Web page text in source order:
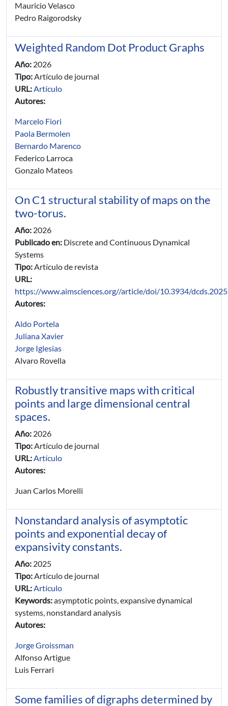
Mauricio Velasco
Pedro Raigorodsky
Weighted Random Dot Product Graphs
Año: 2026
Tipo:Artículo de journal
URL:Artículo
Autores:
Marcelo Fiori
Paola Bermolen
Bernardo Marenco
Federico Larroca
Gonzalo Mateos
On C1 structural stability of maps on the
two-torus.
Año: 2026
Publicado en: Discrete and Continuous Dynamical
Systems
Tipo:Artículo de revista
URL:
https://www.aimsciences.org//article/doi/10.3934/
Autores:
Aldo Portela
Juliana Xavier
Jorge Iglesias
Alvaro Rovella
Robustly transitive maps with critical
points and large dimensional central
spaces.
Año: 2026
Tipo:Artículo de journal
URL:Artículo
Autores:
Juan Carlos Morelli
Nonstandard analysis of asymptotic
points and exponential decay of
expansivity constants.
Año: 2025
Tipo:Artículo de journal
URL:Artículo
Keywords:asymptotic points, expansive dynamical
systems, nonstandard analysis
Autores:
Jorge Groissman
Alfonso Artigue
Luis Ferrari
Some families of digraphs determined by